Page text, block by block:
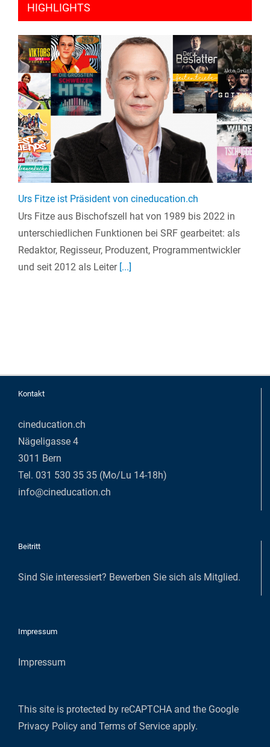
HIGHLIGHTS
Urs Fitze ist Präsident von cineducation.ch
Urs Fitze aus Bischofszell hat von 1989 bis 2022 in
unterschiedlichen Funktionen bei SRF gearbeitet: als
Redaktor, Regisseur, Produzent, Programmentwickler
und seit 2012 als Leiter[...]
Kontakt
cineducation.ch
Nägeligasse 4
3011 Bern
Tel. 031 530 35 35 (Mo/Lu 14-18h)
info@cineducation.ch
Beitritt
Sind Sie interessiert? Bewerben Sie sich als Mitglied.
Impressum
Impressum
This site is protected by reCAPTCHA and the Google
Privacy Policy and Terms of Service apply.